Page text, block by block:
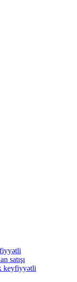
keyfiyyətli